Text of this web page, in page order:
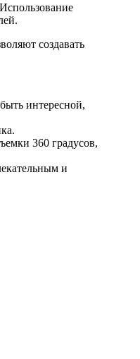
создавать
интересной,
360 градусов,
и